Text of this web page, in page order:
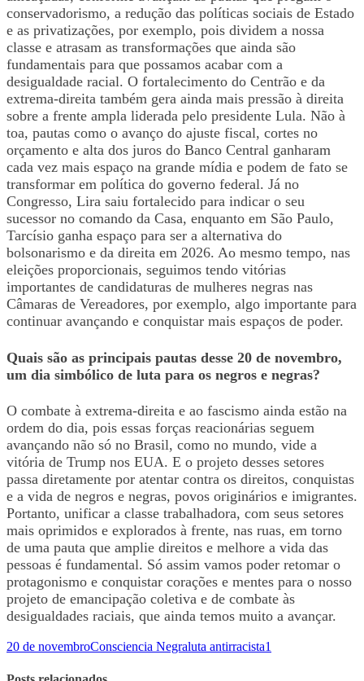
conservadorismo, a redução das políticas sociais de Estado
e as privatizações, por exemplo, pois dividem a nossa
classe e atrasam as transformações que ainda são
fundamentais para que possamos acabar com a
desigualdade racial. O fortalecimento do Centrão e da
extrema-direita também gera ainda mais pressão à direita
sobre a frente ampla liderada pelo presidente Lula. Não à
toa, pautas como o avanço do ajuste fiscal, cortes no
orçamento e alta dos juros do Banco Central ganharam
cada vez mais espaço na grande mídia e podem de fato se
transformar em política do governo federal. Já no
Congresso, Lira saiu fortalecido para indicar o seu
sucessor no comando da Casa, enquanto em São Paulo,
Tarcísio ganha espaço para ser a alternativa do
bolsonarismo e da direita em 2026. Ao mesmo tempo, nas
eleições proporcionais, seguimos tendo vitórias
importantes de candidaturas de mulheres negras nas
Câmaras de Vereadores, por exemplo, algo importante para
continuar avançando e conquistar mais espaços de poder.
Quais são as principais pautas desse 20 de novembro,
um dia simbólico de luta para os negros e negras?
O combate à extrema-direita e ao fascismo ainda estão na
ordem do dia, pois essas forças reacionárias seguem
avançando não só no Brasil, como no mundo, vide a
vitória de Trump nos EUA. E o projeto desses setores
passa diretamente por atentar contra os direitos, conquistas
e a vida de negros e negras, povos originários e imigrantes.
Portanto, unificar a classe trabalhadora, com seus setores
mais oprimidos e explorados à frente, nas ruas, em torno
de uma pauta que amplie direitos e melhore a vida das
pessoas é fundamental. Só assim vamos poder retomar o
protagonismo e conquistar corações e mentes para o nosso
projeto de emancipação coletiva e de combate às
desigualdades raciais, que ainda temos muito a avançar.
20 de novembroConsciencia Negraluta antirracista1